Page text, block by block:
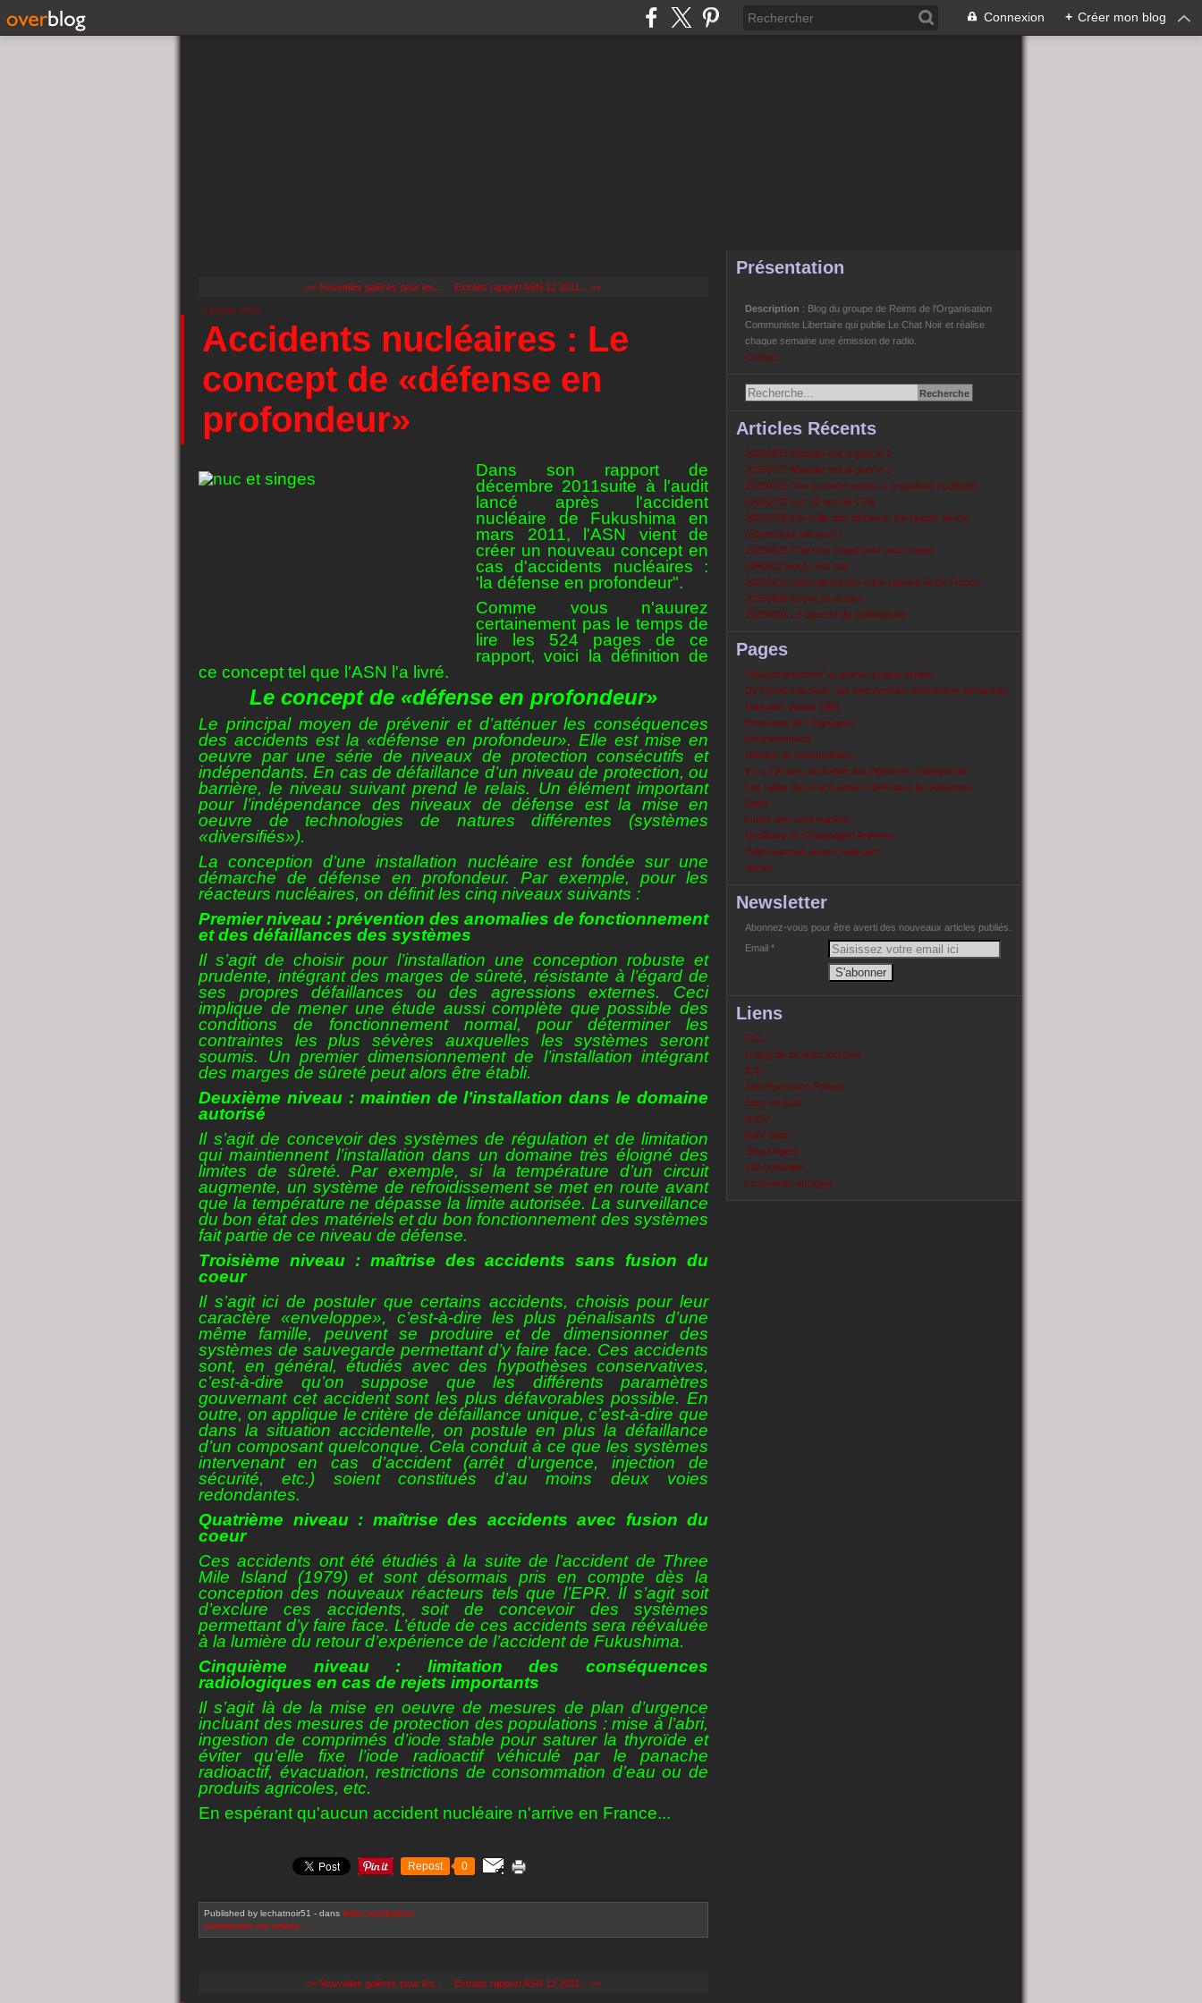
Connexion + Créer mon blog
<< Nouvelles galères pour les... Extraits rapport ASN 12 2011... >>
4 janvier 2012
Accidents nucléaires : Le
concept de «défense en
profondeur»
Dans son rapport de
décembre 2011suite à l'audit
lancé après l'accident
nucléaire de Fukushima en
mars 2011, l'ASN vient de
créer un nouveau concept en
cas d'accidents nucléaires :
'la défense en profondeur".
Comme vous n'auurez
certainement pas le temps de
lire les 524 pages de ce
rapport, voici la définition de
ce concept tel que l'ASN l'a livré.
Le concept de «défense en profondeur»
Le principal moyen de prévenir et d’atténuer les conséquences
des accidents est la «défense en profondeur». Elle est mise en
oeuvre par une série de niveaux de protection consécutifs et
indépendants. En cas de défaillance d’un niveau de protection, ou
barrière, le niveau suivant prend le relais. Un élément important
pour l’indépendance des niveaux de défense est la mise en
oeuvre de technologies de natures différentes (systèmes
«diversifiés»).
La conception d’une installation nucléaire est fondée sur une
démarche de défense en profondeur. Par exemple, pour les
réacteurs nucléaires, on définit les cinq niveaux suivants :
Premier niveau : prévention des anomalies de fonctionnement
et des défaillances des systèmes
Il s’agit de choisir pour l’installation une conception robuste et
prudente, intégrant des marges de sûreté, résistante à l’égard de
ses propres défaillances ou des agressions externes. Ceci
implique de mener une étude aussi complète que possible des
conditions de fonctionnement normal, pour déterminer les
contraintes les plus sévères auxquelles les systèmes seront
soumis. Un premier dimensionnement de l’installation intégrant
des marges de sûreté peut alors être établi.
Deuxième niveau : maintien de l’installation dans le domaine
autorisé
Il s’agit de concevoir des systèmes de régulation et de limitation
qui maintiennent l’installation dans un domaine très éloigné des
limites de sûreté. Par exemple, si la température d’un circuit
augmente, un système de refroidissement se met en route avant
que la température ne dépasse la limite autorisée. La surveillance
du bon état des matériels et du bon fonctionnement des systèmes
fait partie de ce niveau de défense.
Troisième niveau : maîtrise des accidents sans fusion du
coeur
Il s’agit ici de postuler que certains accidents, choisis pour leur
caractère «enveloppe», c’est-à-dire les plus pénalisants d’une
même famille, peuvent se produire et de dimensionner des
systèmes de sauvegarde permettant d’y faire face. Ces accidents
sont, en général, étudiés avec des hypothèses conservatives,
c’est-à-dire qu’on suppose que les différents paramètres
gouvernant cet accident sont les plus défavorables possible. En
outre, on applique le critère de défaillance unique, c’est-à-dire que
dans la situation accidentelle, on postule en plus la défaillance
d’un composant quelconque. Cela conduit à ce que les systèmes
intervenant en cas d’accident (arrêt d’urgence, injection de
sécurité, etc.) soient constitués d’au moins deux voies
redondantes.
Quatrième niveau : maîtrise des accidents avec fusion du
coeur
Ces accidents ont été étudiés à la suite de l’accident de Three
Mile Island (1979) et sont désormais pris en compte dès la
conception des nouveaux réacteurs tels que l’EPR. Il s’agit soit
d’exclure ces accidents, soit de concevoir des systèmes
permettant d’y faire face. L’étude de ces accidents sera réévaluée
à la lumière du retour d’expérience de l’accident de Fukushima.
Cinquième niveau : limitation des conséquences
radiologiques en cas de rejets importants
Il s’agit là de la mise en oeuvre de mesures de plan d’urgence
incluant des mesures de protection des populations : mise à l’abri,
ingestion de comprimés d’iode stable pour saturer la thyroïde et
éviter qu’elle fixe l’iode radioactif véhiculé par le panache
radioactif, évacuation, restrictions de consommation d’eau ou de
produits agricoles, etc.
En espérant qu'aucun accident nucléaire n'arrive en France...
Repost 0
Published by lechatnoir51 - dans Infos nucléaires
commenter cet article
<< Nouvelles galères pour les... Extraits rapport ASN 12 2011... >>
Présentation
Description : Blog du groupe de Reims de l'Organisation
Communiste Libertaire qui publie Le Chat Noir et réalise
chaque semaine une émission de radio.
Contact
Articles Récents
20260803 Maudite soit la guerre 2
20260727 Maudite soit la guerre 1
20260720 Non au porte-avions à propulsion nucléaire
20260713 Les 20 ans du CPE
20260706 A la veille des élections, les projets de lois
répressives pleuvent !
20260629 Il fait trop chaud pour tout cramer
2060622 Nord c’est noir
20260615 Intercollectif des sans papiers Ile de France
20260608 Grève et victoire
20260601 Le Spectre du colonialisme
Pages
‘‘Désenclavement’’ et grands projets inutiles
Du Tchad à la Syrie : les interventions extérieures de l’armée
française depuis 1981
Emissions de L'Egrégore
Environnement
Histoire de l'antinucléaire
Il y a 100 ans, la révolte des vignerons champenois
Les rafles des 4 et 6 janvier 1944 dans les Ardennes
Links
Luttes des sans papiers
Nucléaire en Champagne Ardenne
Police partout, justice nulle part
Social
Newsletter
Abonnez-vous pour être averti des nouveaux articles publiés.
Email
Liens
OCL
le blog de jacques tourtaux
ICO
Anti répression Poitiers
Sons en lutte
la QV
Bure Stop !
Stop Nogent
Info nucléaire
La mouette enragée